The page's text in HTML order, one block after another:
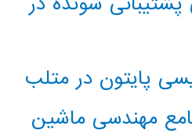
پایتون در متلب
مهندسی ماشین